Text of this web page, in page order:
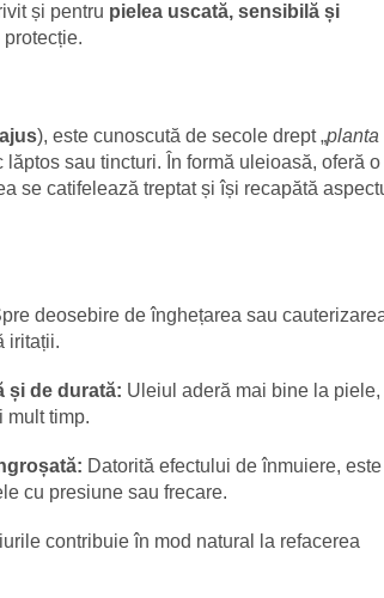
și pentru pielea uscată, sensibilă și
), este cunoscută de secole drept „planta
sau tincturi. În formă uleioasă, oferă o
se catifelează treptat și își recapătă
deosebire de înghețarea sau
iritații.
și de durată: Uleiul aderă mai bine la piele,
mult timp.
Datorită efectului de înmuiere, este
cu presiune sau frecare.
contribuie în mod natural la refacerea